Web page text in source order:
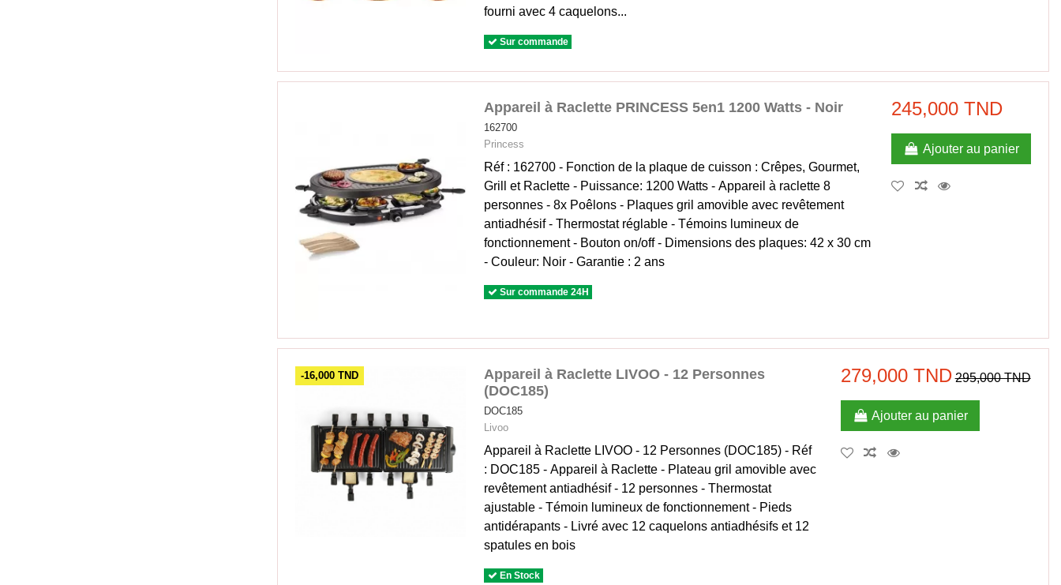
fourni avec 4 caquelons...
Sur commande
Appareil à Raclette PRINCESS 5en1 1200 Watts - Noir
162700
Princess
Réf : 162700 - Fonction de la plaque de cuisson : Crêpes, Gourmet,
Grill et Raclette - Puissance: 1200 Watts - Appareil à raclette 8
personnes - 8x Poêlons - Plaques gril amovible avec revêtement
antiadhésif - Thermostat réglable - Témoins lumineux de
fonctionnement - Bouton on/off - Dimensions des plaques: 42 x 30 cm
- Couleur: Noir - Garantie : 2 ans
Sur commande 24H
245,000 TND
Ajouter au panier
-16,000 TND
Appareil à Raclette LIVOO - 12 Personnes
(DOC185)
DOC185
Livoo
Appareil à Raclette LIVOO - 12 Personnes (DOC185) - Réf
: DOC185 - Appareil à Raclette - Plateau gril amovible avec
revêtement antiadhésif - 12 personnes - Thermostat
ajustable - Témoin lumineux de fonctionnement - Pieds
antidérapants - Livré avec 12 caquelons antiadhésifs et 12
spatules en bois
En Stock
279,000 TND 295,000 TND
Ajouter au panier